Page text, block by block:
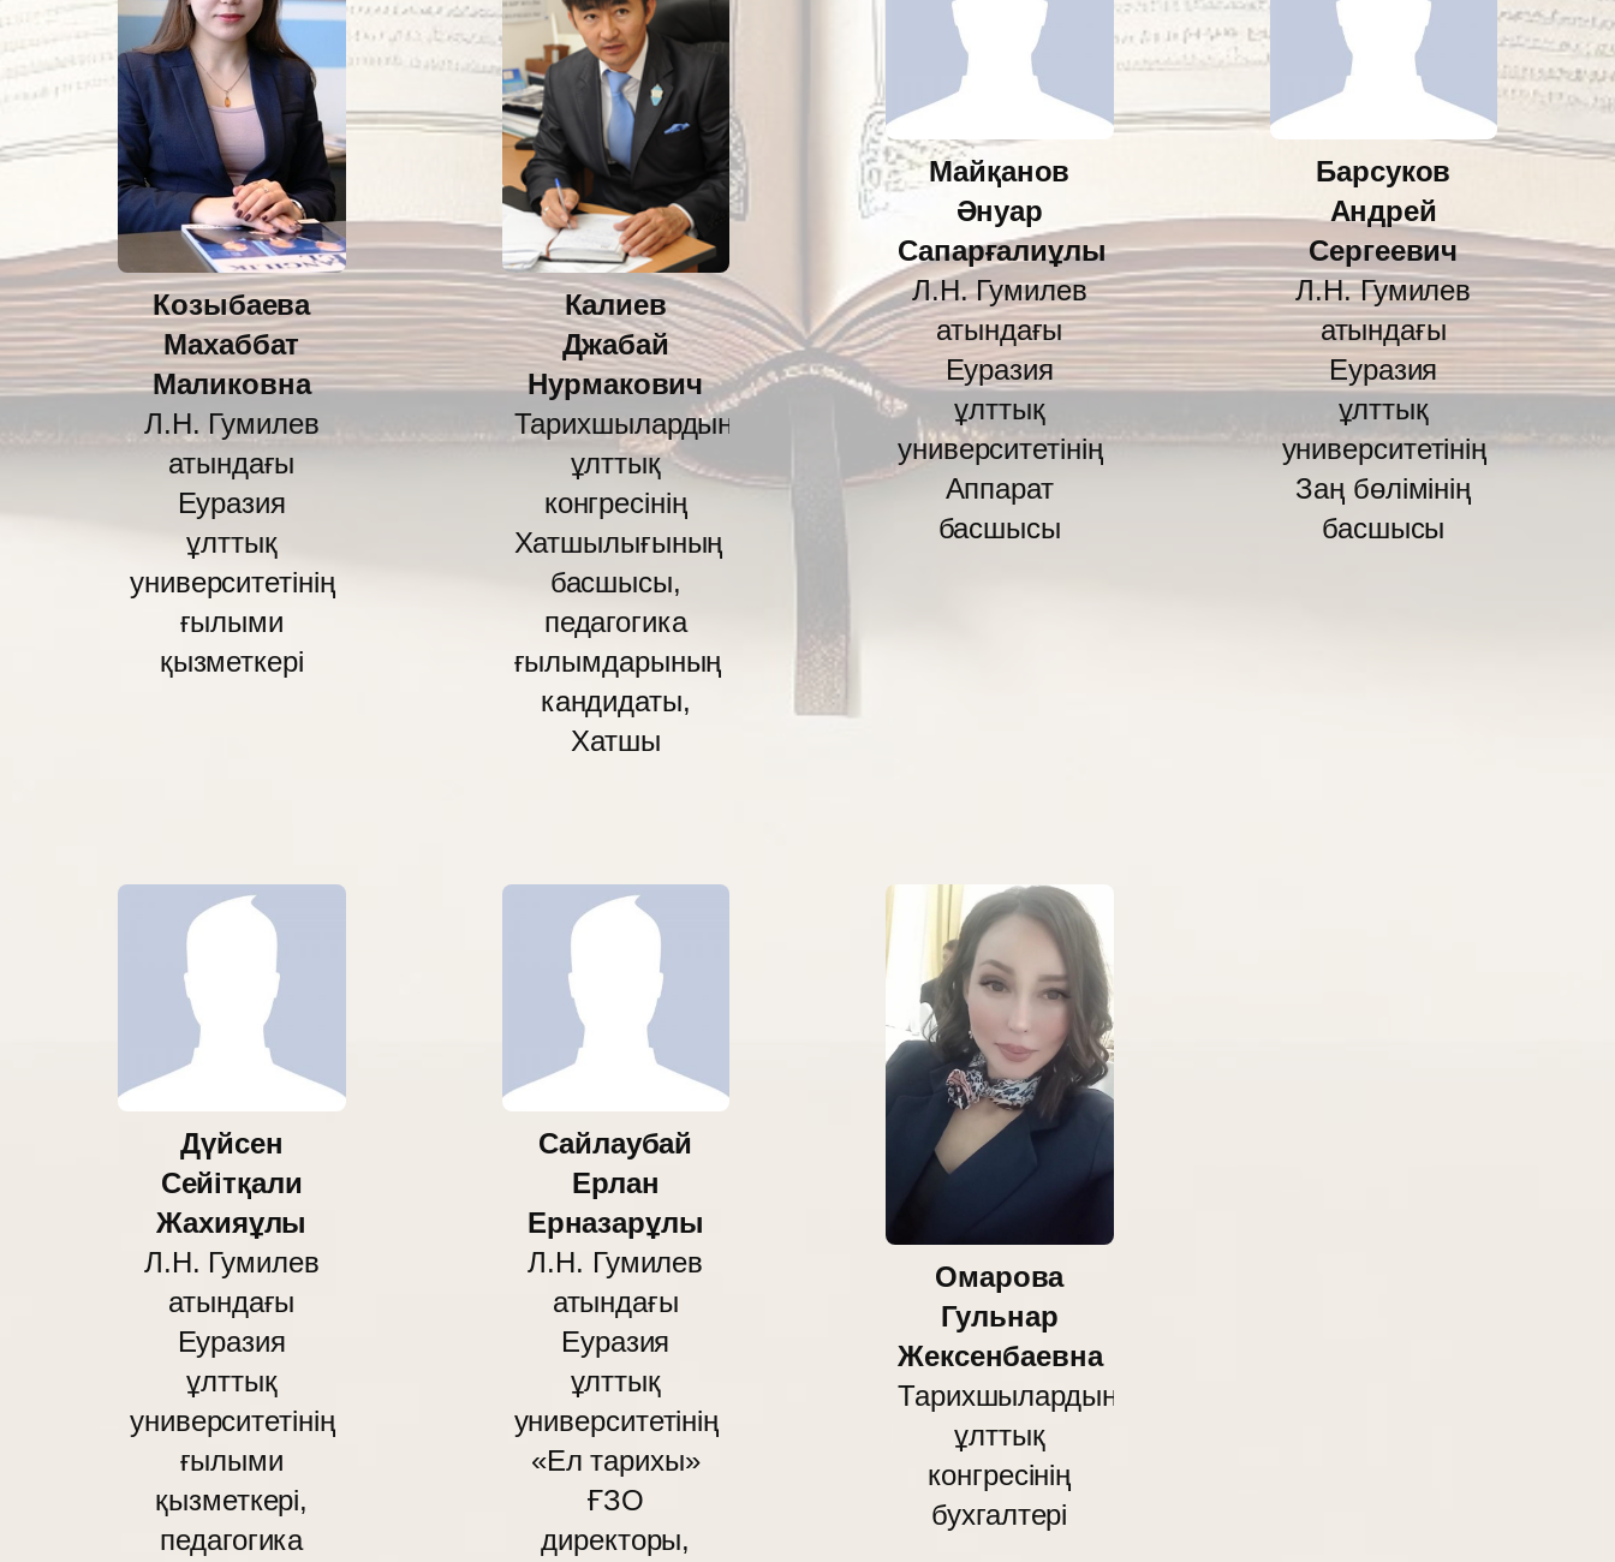
Козыбаева
Махаббат
Маликовна
Л.Н. Гумилев
атындағы
Еуразия
ұлттық
университетінің
ғылыми
қызметкері
Калиев
Джабай
Нурмакович
Тарихшылардың
ұлттық
конгресінің
Хатшылығының
басшысы,
педагогика
ғылымдарының
кандидаты,
Хатшы
Майқанов
Әнуар
Сапарғалиұлы
Л.Н. Гумилев
атындағы
Еуразия
ұлттық
университетінің
Аппарат
басшысы
Барсуков
Андрей
Сергеевич
Л.Н. Гумилев
атындағы
Еуразия
ұлттық
университетінің
Заң бөлімінің
басшысы
Дүйсен
Сейітқали
Жахияұлы
Л.Н. Гумилев
атындағы
Еуразия
ұлттық
университетінің
ғылыми
қызметкері,
педагогика
Сайлаубай
Ерлан
Ерназарұлы
Л.Н. Гумилев
атындағы
Еуразия
ұлттық
университетінің
«Ел тарихы»
ҒЗО
директоры,
Омарова
Гульнар
Жексенбаевна
Тарихшылардың
ұлттық
конгресінің
бухгалтері